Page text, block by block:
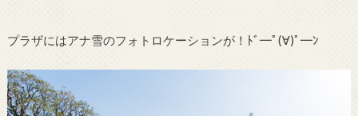
プラザにはアナ雪のフォトロケーションが！ﾄﾞ━ﾟ(∀)ﾟ━ﾝ